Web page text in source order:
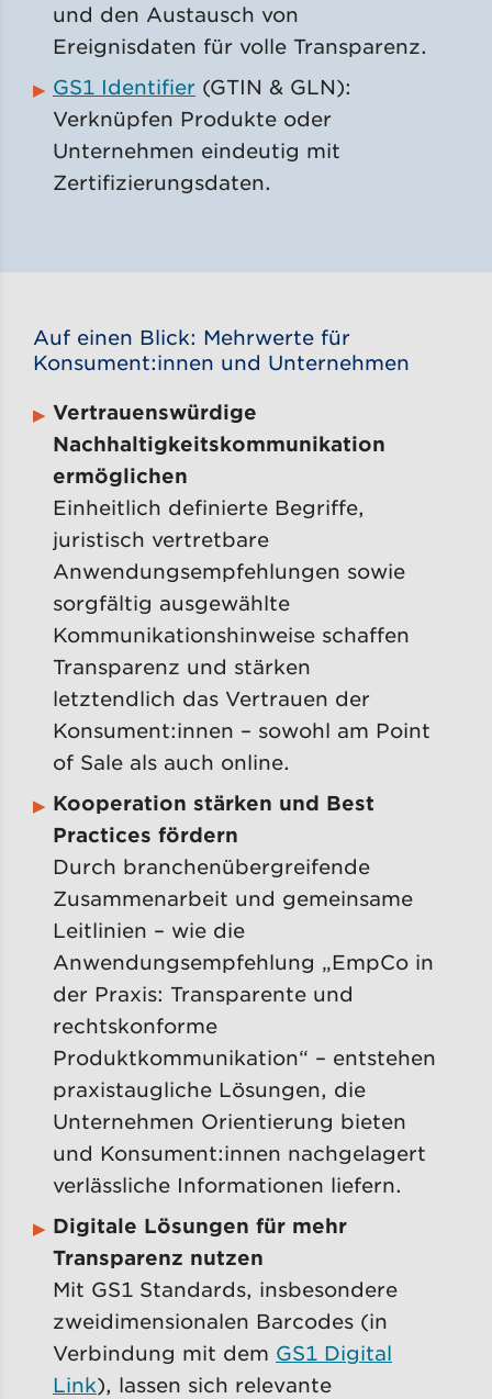
und den Austausch von
Ereignisdaten für volle Transparenz.
GS1 Identifier (GTIN & GLN):
Verknüpfen Produkte oder
Unternehmen eindeutig mit
Zertifizierungsdaten.
Auf einen Blick: Mehrwerte für
Konsument:innen und Unternehmen
Vertrauenswürdige
Nachhaltigkeitskommunikation
ermöglichen
Einheitlich definierte Begriffe,
juristisch vertretbare
Anwendungsempfehlungen sowie
sorgfältig ausgewählte
Kommunikationshinweise schaffen
Transparenz und stärken
letztendlich das Vertrauen der
Konsument:innen – sowohl am Point
of Sale als auch online.
Kooperation stärken und Best
Practices fördern
Durch branchenübergreifende
Zusammenarbeit und gemeinsame
Leitlinien – wie die
Anwendungsempfehlung „EmpCo in
der Praxis: Transparente und
rechtskonforme
Produktkommunikation“ – entstehen
praxistaugliche Lösungen, die
Unternehmen Orientierung bieten
und Konsument:innen nachgelagert
verlässliche Informationen liefern.
Digitale Lösungen für mehr
Transparenz nutzen
Mit GS1 Standards, insbesondere
zweidimensionalen Barcodes (in
Verbindung mit dem GS1 Digital
Link), lassen sich relevante